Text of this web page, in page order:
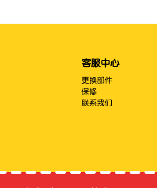
客服中心
更换部件
保修
联系我们